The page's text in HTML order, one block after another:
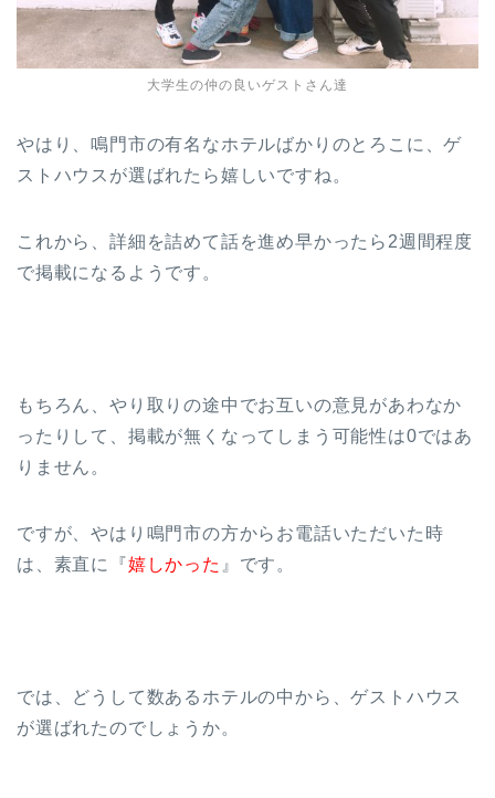
大学生の仲の良いゲストさん達
やはり、鳴門市の有名なホテルばかりのとろこに、ゲ
ストハウスが選ばれたら嬉しいですね。
これから、詳細を詰めて話を進め早かったら2週間程度
で掲載になるようです。
もちろん、やり取りの途中でお互いの意見があわなか
ったりして、掲載が無くなってしまう可能性は0ではあ
りません。
ですが、やはり鳴門市の方からお電話いただいた時
は、素直に『嬉しかった 』です。
では、どうして数あるホテルの中から、ゲストハウス
が選ばれたのでしょうか。